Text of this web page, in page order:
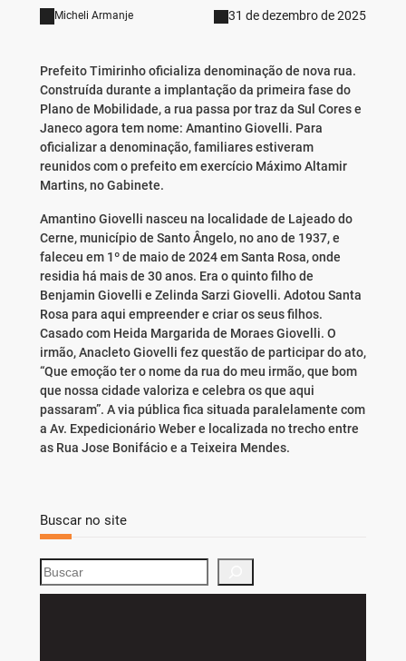
Micheli Armanje 31 de dezembro de 2025
Prefeito Timirinho oficializa denominação de nova rua.
Construída durante a implantação da primeira fase do
Plano de Mobilidade, a rua passa por traz da Sul Cores e
Janeco agora tem nome: Amantino Giovelli. Para
oficializar a denominação, familiares estiveram
reunidos com o prefeito em exercício Máximo Altamir
Martins, no Gabinete.
Amantino Giovelli nasceu na localidade de Lajeado do
Cerne, município de Santo Ângelo, no ano de 1937, e
faleceu em 1º de maio de 2024 em Santa Rosa, onde
residia há mais de 30 anos. Era o quinto filho de
Benjamin Giovelli e Zelinda Sarzi Giovelli. Adotou Santa
Rosa para aqui empreender e criar os seus filhos.
Casado com Heida Margarida de Moraes Giovelli. O
irmão, Anacleto Giovelli fez questão de participar do ato,
“Que emoção ter o nome da rua do meu irmão, que bom
que nossa cidade valoriza e celebra os que aqui
passaram”. A via pública fica situada paralelamente com
a Av. Expedicionário Weber e localizada no trecho entre
as Rua Jose Bonifácio e a Teixeira Mendes.
Buscar no site
S
e